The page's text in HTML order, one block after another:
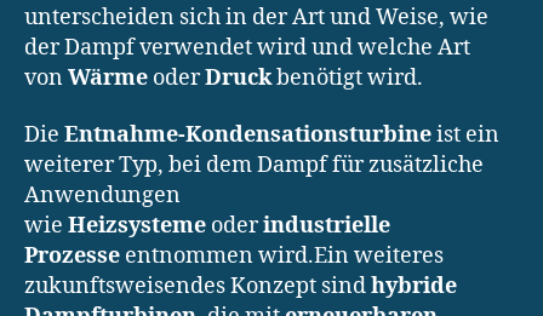
unterscheiden sich in der Art und Weise, wie
der Dampf verwendet wird und welche Art
vonWärme oderDruckbenötigt wird.
Die Entnahme-Kondensationsturbineist ein
weiterer Typ, bei dem Dampf für zusätzliche
Anwendungen
wie Heizsysteme oderindustrielle
Prozesse entnommen wird.Ein weiteres
zukunftsweisendes Konzept sindhybride